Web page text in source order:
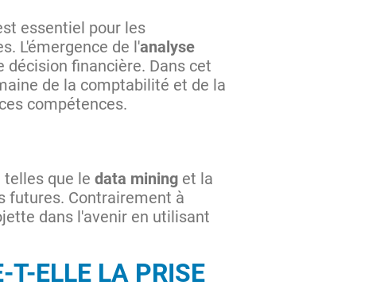
essentiel pour les
L'émergence de l'analyse
financière. Dans cet
de la comptabilité et de la
compétences.
que le data mining et la
futures. Contrairement à
dans l'avenir en utilisant
T-ELLE LA PRISE